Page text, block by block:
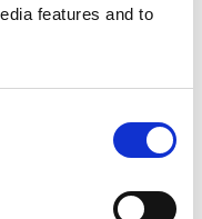
features and to